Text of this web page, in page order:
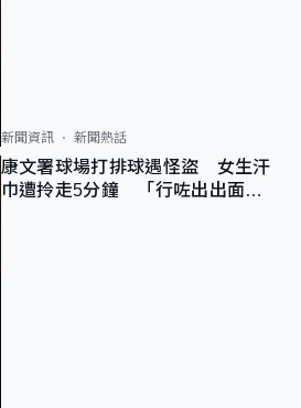
新聞資訊 新聞熱話
康文署球場打排球遇怪盜 女生汗
巾遭拎走5分鐘 「行咗出出面唔